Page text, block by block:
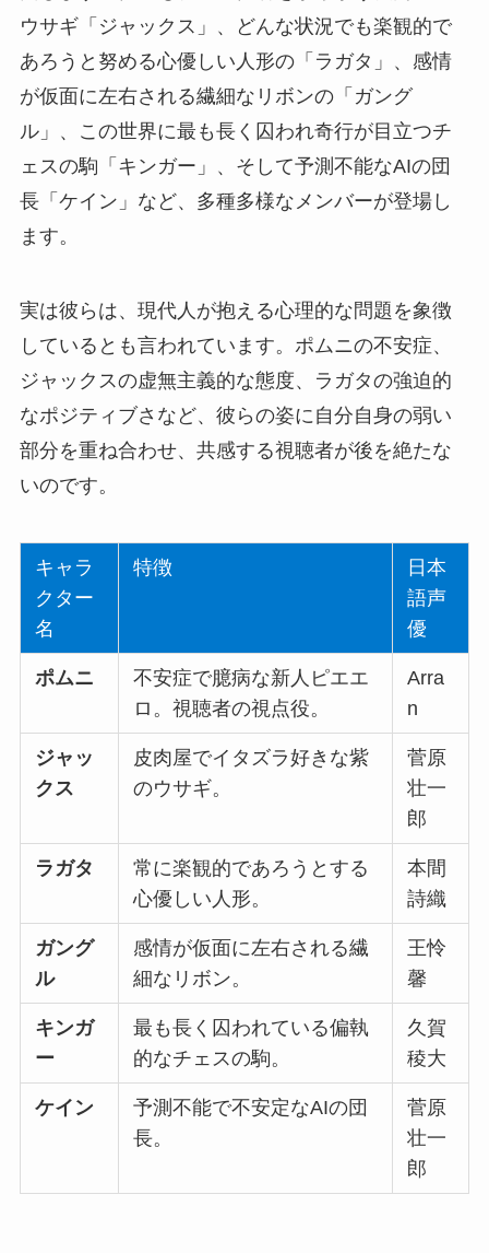
ウサギ「ジャックス」、どんな状況でも楽観的で
あろうと努める心優しい人形の「ラガタ」、感情
が仮面に左右される繊細なリボンの「ガング
ル」、この世界に最も長く囚われ奇行が目立つチ
ェスの駒「キンガー」、そして予測不能なAIの団
長「ケイン」など、多種多様なメンバーが登場し
ます。
実は彼らは、現代人が抱える心理的な問題を象徴
しているとも言われています。ポムニの不安症、
ジャックスの虚無主義的な態度、ラガタの強迫的
なポジティブさなど、彼らの姿に自分自身の弱い
部分を重ね合わせ、共感する視聴者が後を絶たな
いのです。
キャラ
クター
名
特徴
日本
語声
優
ポムニ
不安症で臆病な新人ピエエ
ロ。視聴者の視点役。
Arra
n
ジャッ
クス
皮肉屋でイタズラ好きな紫
のウサギ。
菅原
壮一
郎
ラガタ
常に楽観的であろうとする
心優しい人形。
本間
詩織
ガング
ル
感情が仮面に左右される繊
細なリボン。
王怜
馨
キンガ
ー
最も長く囚われている偏執
的なチェスの駒。
久賀
稜大
ケイン
予測不能で不安定なAIの団
長。
菅原
壮一
郎